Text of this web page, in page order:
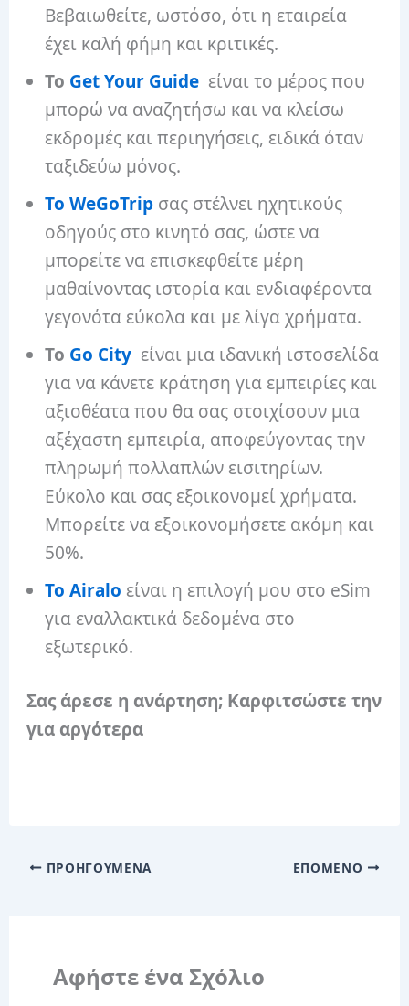
Βεβαιωθείτε, ωστόσο, ότι η εταιρεία
έχει καλή φήμη και κριτικές.
Το Get Your Guide είναι το μέρος που
μπορώ να αναζητήσω και να κλείσω
εκδρομές και περιηγήσεις, ειδικά όταν
ταξιδεύω μόνος.
Το WeGoTrip σας στέλνει ηχητικούς
οδηγούς στο κινητό σας, ώστε να
μπορείτε να επισκεφθείτε μέρη
μαθαίνοντας ιστορία και ενδιαφέροντα
γεγονότα εύκολα και με λίγα χρήματα.
Το Go City είναι μια ιδανική ιστοσελίδα
για να κάνετε κράτηση για εμπειρίες και
αξιοθέατα που θα σας στοιχίσουν μια
αξέχαστη εμπειρία, αποφεύγοντας την
πληρωμή πολλαπλών εισιτηρίων.
Εύκολο και σας εξοικονομεί χρήματα.
Μπορείτε να εξοικονομήσετε ακόμη και
50%.
Το Airalo είναι η επιλογή μου στο eSim
για εναλλακτικά δεδομένα στο
εξωτερικό.
Σας άρεσε η ανάρτηση; Καρφιτσώστε την
για αργότερα
ΠΡΟΗΓΟΎΜΕΝΑ ΕΠΌΜΕΝΟ
Αφήστε ένα Σχόλιο